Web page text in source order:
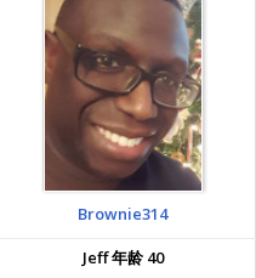
Brownie314
Jeff 年龄 40